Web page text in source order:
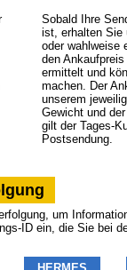
Sobald Ihre
ist, erhalten Sie
oder wahlweise
den
ermittelt und
machen. Der
unserem
Gewicht und
gilt der Tages-
Postsendung.
um
ID ein, die Sie bei